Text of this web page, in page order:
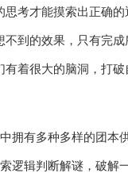
考才能摸索出正确
到的效果，只有完
着很大的脑洞，打
拥有多种多样的团本
逻辑判断解谜，破解